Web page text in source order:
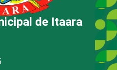
de Itaara